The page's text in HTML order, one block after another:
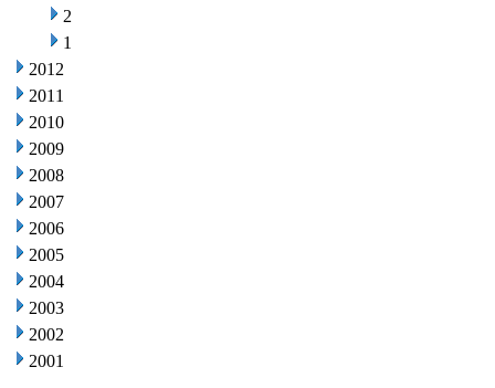
2
1
2012
2011
2010
2009
2008
2007
2006
2005
2004
2003
2002
2001